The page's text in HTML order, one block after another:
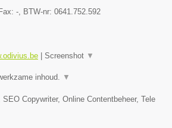
Fax: - , BTW-nr: 0641.752.592
Screenshot ▼
inhoud. ▼
Copywriter, Online Contentbeheer, Tele